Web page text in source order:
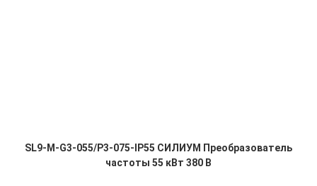
SL9-M-G3-055/P3-075-IP55 СИЛИУМ Преобразователь
частоты 55 кВт 380 В